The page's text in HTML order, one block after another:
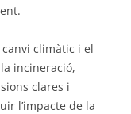
climàtic i el
incineració,
clares i
l’impacte de la